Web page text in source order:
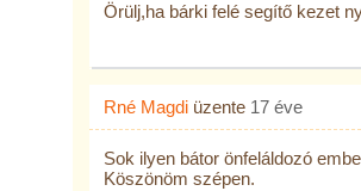
Örülj,ha bárki felé segítő kezet
Rné Magdi üzente 17 éve
Sok ilyen bátor önfeláldozó
Köszönöm szépen.